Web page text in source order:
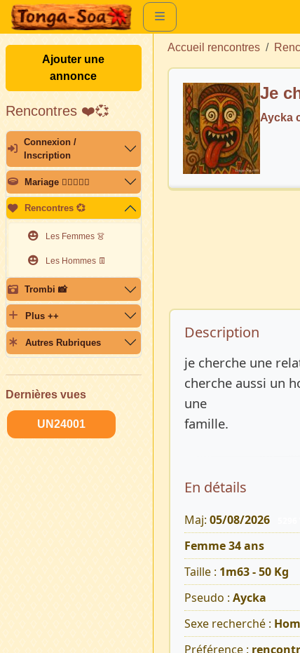
Ajouter une
annonce
Rencontres ❤️💞
Connexion /
Inscription
Mariage 👩🏽‍❤️‍👨🏽
Rencontres 💞
Les Femmes 👗
Les Hommes 👖
Trombi 📸
Plus ++
Autres Rubriques
Dernières vues
UN24001
Accueil rencontres
Je
Aycka
Description
je cherche une
cherche aussi un
une
famille.
En détails
Maj: 05/08/2026
Femme 34 ans
Taille : 1m63 - 50 Kg
Pseudo : Aycka
Sexe recherché :
Préférence :